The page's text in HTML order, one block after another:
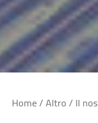
Home/Altro/ Il